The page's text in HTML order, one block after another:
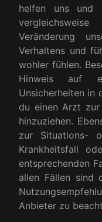
helfen uns und
Veränderung
Verhaltens und
wohler fühlen.
Hinweis auf
Unsicherheiten in
du einen Arzt zur
hinzuziehen.
zur Situations-
Krankheitsfall
entsprechenden
allen Fällen sind
Anbieter zu